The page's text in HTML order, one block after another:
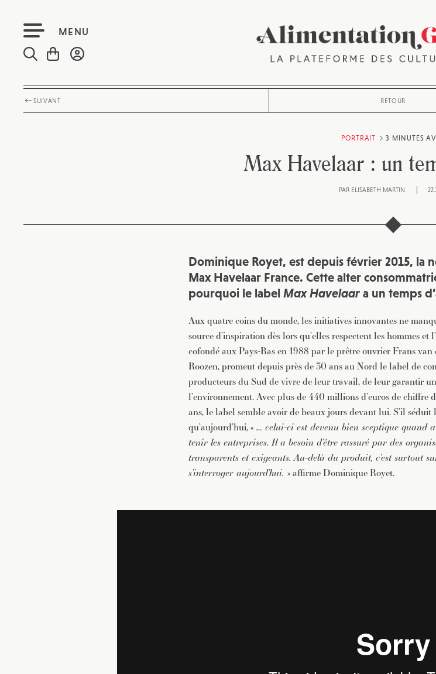
MENU
SUIVANT RETOUR
PORTRAIT 3 MINUTES
Max Havelaar : un
PAR ELISABETH MARTIN
Dominique Royet, est depuis février 2015, la
Max Havelaar France. Cette alter
pourquoi le label Max Havelaar a un temps
Aux quatre coins du monde, les initiatives innovantes ne
source d’inspiration dès lors qu’elles respectent les hommes
cofondé aux Pays-Bas en 1988 par le prêtre ouvrier Frans
Roozen, promeut depuis près de 30 ans au Nord le label de
producteurs du Sud de vivre de leur travail, de leur garantir
l’environnement. Avec plus de 440 millions d’euros de chiffre
ans, le label semble avoir de beaux jours devant lui. S’il séduit
qu’aujourd’hui, « … celui-ci est devenu bien sceptique quand
tenir les entreprises. Il a besoin d’être rassuré par des
transparents et exigeants. Au-delà du produit, c’est surtout
s’interroger aujourd’hui. » affirme Dominique Royet.